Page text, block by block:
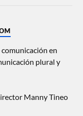
en
plural y
Manny Tineo